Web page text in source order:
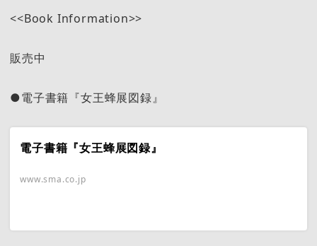
<<Book Information>>
販売中
●電子書籍『女王蜂展図録』
電子書籍『女王蜂展図録』
www.sma.co.jp